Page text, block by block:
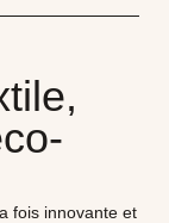
fois innovante et